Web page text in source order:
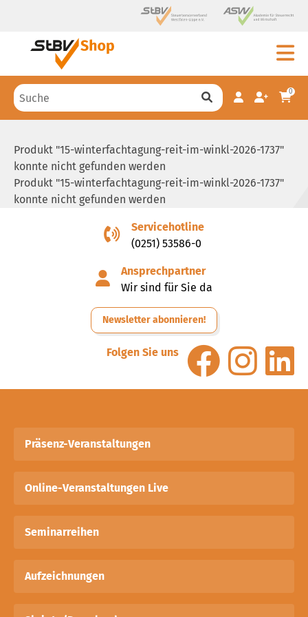
0
Produkt "15-winterfachtagung-reit-im-winkl-2026-1737"
konnte nicht gefunden werden
Produkt "15-winterfachtagung-reit-im-winkl-2026-1737"
konnte nicht gefunden werden
Servicehotline
(0251) 53586-0
Ansprechpartner
Wir sind für Sie da
Newsletter abonnieren!
Folgen Sie uns
Präsenz-Veranstaltungen
Online-Veranstaltungen Live
Seminarreihen
Aufzeichnungen